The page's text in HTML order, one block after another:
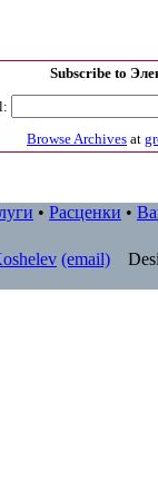
Subscribe to
Browse Archives at
• Расценки •
(email)